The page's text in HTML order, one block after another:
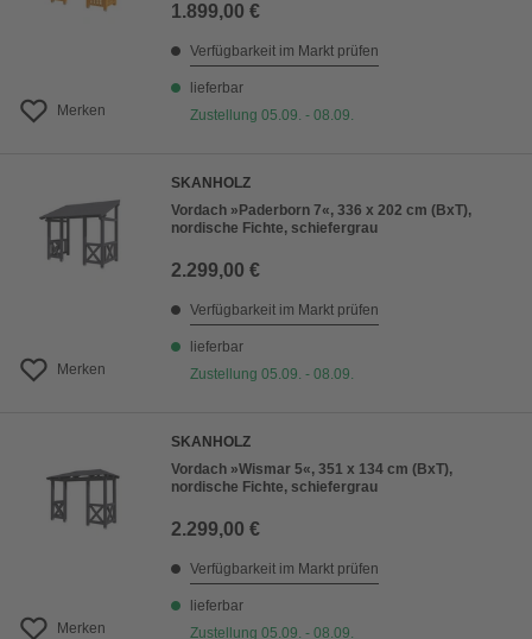
Merken
1.899,00 €
Verfügbarkeit im Markt prüfen
lieferbar
Zustellung 05.09. - 08.09.
Merken
SKANHOLZ
Vordach »Paderborn 7«, 336 x 202 cm (BxT),
nordische Fichte, schiefergrau
2.299,00 €
Verfügbarkeit im Markt prüfen
lieferbar
Zustellung 05.09. - 08.09.
Merken
SKANHOLZ
Vordach »Wismar 5«, 351 x 134 cm (BxT),
nordische Fichte, schiefergrau
2.299,00 €
Verfügbarkeit im Markt prüfen
lieferbar
Zustellung 05.09. - 08.09.